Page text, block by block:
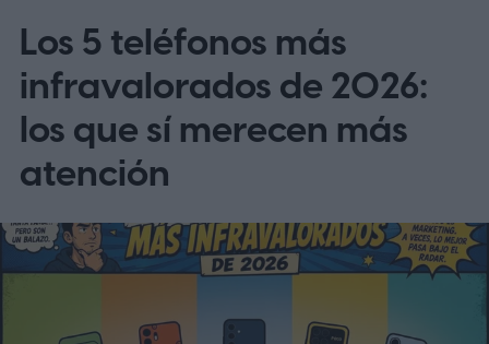
Los 5 teléfonos más
infravalorados de 2026:
los que sí merecen más
atención